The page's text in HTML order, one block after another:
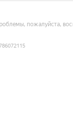
пожалуйста,